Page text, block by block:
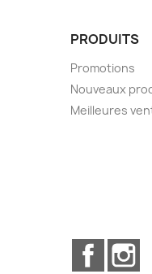
PRODUITS
Promotions
Nouveaux
Meilleures
Facebook